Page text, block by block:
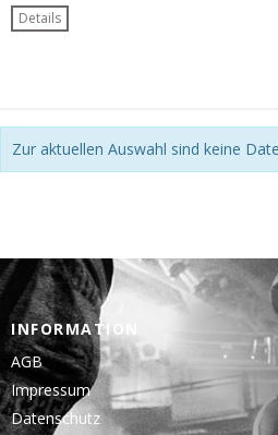
Details
Zur aktuellen Auswahl sind keine
INFORMATION
AGB
Impressum
Datenschutz